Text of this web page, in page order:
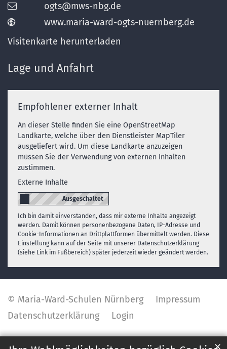
ogts@mws-nbg.de
www.maria-ward-ogts-nuernberg.de
Visitenkarte herunterladen
Lage und Anfahrt
Empfohlener externer Inhalt
An dieser Stelle finden Sie eine OpenStreetMap
Landkarte, welche über den Dienstleister MapTiler
ausgeliefert wird. Um diese Landkarte anzuzeigen
müssen Sie der Verwendung von externen Inhalten
zustimmen.
Externe Inhalte
Ich bin damit einverstanden, dass mir externe Inhalte angezeigt
werden. Damit können personenbezogene Daten, IP-Adresse und
Cookie-Informationen an Drittplattformen übermittelt werden. Diese
Einstellung kann auf der Seite mit unserer Datenschutzerklärung
(siehe Link im Fußbereich) später jederzeit wieder geändert werden.
© Maria-Ward-Schulen Nürnberg
Impressum
Datenschutzerklärung
Login